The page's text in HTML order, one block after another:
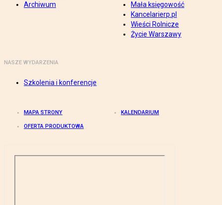
Archiwum
Mała księgowość
Kancelarierp.pl
Wieści Rolnicze
Życie Warszawy
NASZE WYDARZENIA
Szkolenia i konferencje
MAPA STRONY KALENDARIUM
OFERTA PRODUKTOWA